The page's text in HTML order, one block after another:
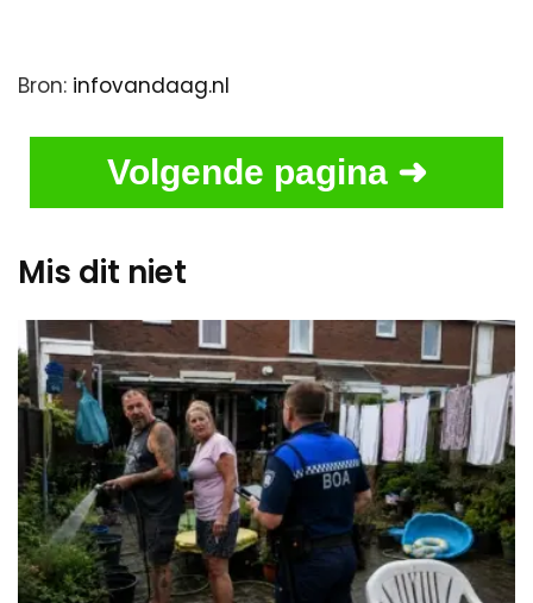
Bron: infovandaag.nl
Volgende pagina ➜
Mis dit niet